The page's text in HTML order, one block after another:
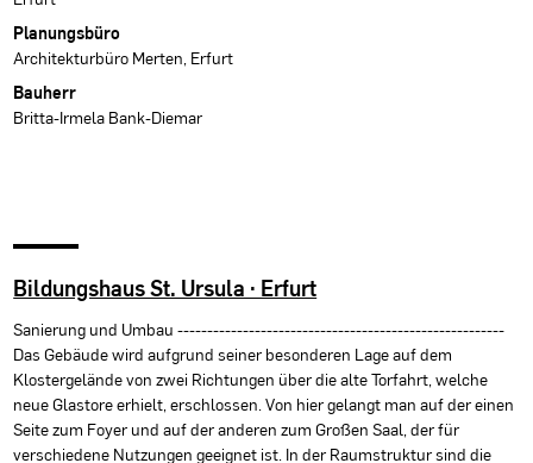
Planungsbüro
Architekturbüro Merten, Erfurt
Bauherr
Britta-Irmela Bank-Diemar
Bildungshaus St. Ursula · Erfurt
Sanierung und Umbau -------------------------------------------------------
Das Gebäude wird aufgrund seiner besonderen Lage auf dem
Klostergelände von zwei Richtungen über die alte Torfahrt, welche
neue Glastore erhielt, erschlossen. Von hier gelangt man auf der einen
Seite zum Foyer und auf der anderen zum Großen Saal, der für
verschiedene Nutzungen geeignet ist. In der Raumstruktur sind die